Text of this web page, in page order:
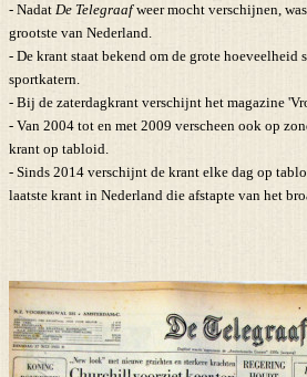
- Nadat De Telegraafweer mocht verschijnen,
grootste van Nederland.
- De krant staat bekend om de grote hoeveelheid
sportkatern.
- Bij de zaterdagkrant verschijnt het magazine
- Van 2004 tot en met 2009 verscheen ook op
krant op tabloid.
- Sinds 2014 verschijnt de krant elke dag op
laatste krant in Nederland die afstapte van het